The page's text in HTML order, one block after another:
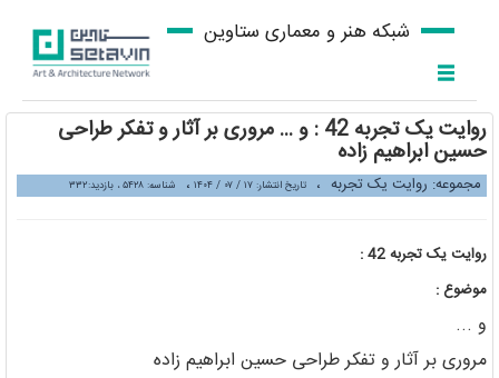
شبکه هنر و معماری ستاوین
روایت یک تجربه 42 : و ... مروری بر آثار و تفکر طراحی
حسین ابراهیم زاده
مجموعه: روایت یک تجربه ، تاریخ انتشار: ۱۷ / ۰۷ / ۱۴۰۴ ، شناسه: ۵۴۲۸ ، بازدید:۳۳۲
روایت یک تجربه 42 :
موضوع :
و ...
مروری بر آثار و تفکر طراحی حسین ابراهیم زاده